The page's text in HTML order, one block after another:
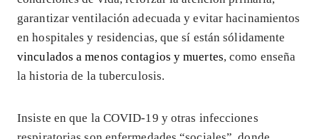
garantizar ventilación adecuada y evitar hacinamientos
en hospitales y residencias, que sí están sólidamente
vinculados a menos contagios y muertes, como enseña
la historia de la tuberculosis.
Insiste en que la COVID-19 y otras infecciones